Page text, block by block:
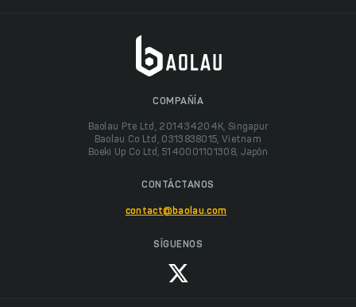
COMPAÑÍA
Baolau Pte Ltd, 201434204K, Singapur
Baolau Co Ltd, 0313838015, Vietnam
Boeki Up Co Ltd, 5140001101308, Japón
CONTÁCTANOS
contact@baolau.com
SÍGUENOS